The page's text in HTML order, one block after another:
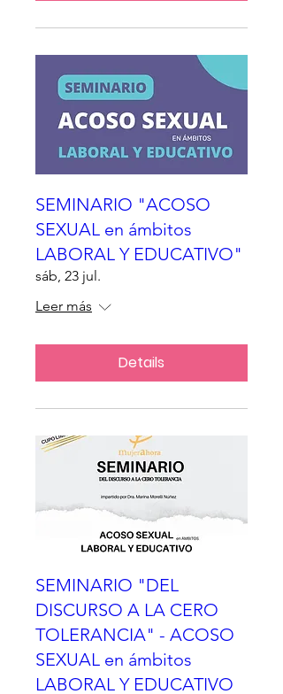
SEMINARIO "ACOSO
SEXUAL en ámbitos
LABORAL Y EDUCATIVO"
sáb, 23 jul.
Leer más
Details
SEMINARIO "DEL
DISCURSO A LA CERO
TOLERANCIA" - ACOSO
SEXUAL en ámbitos
LABORAL Y EDUCATIVO